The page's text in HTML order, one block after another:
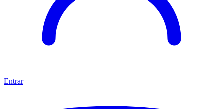
Entrar